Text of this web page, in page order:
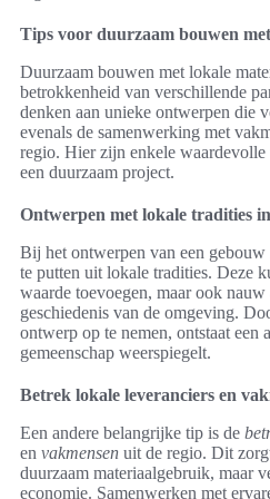
Tips voor duurzaam bouwen
Duurzaam bouwen met lokale
betrokkenheid van verschillende
denken aan unieke ontwerpen die
evenals de samenwerking met
regio. Hier zijn enkele waardevolle
een duurzaam project.
Ontwerpen met lokale tradities
Bij het ontwerpen van een
te putten uit lokale tradities. Deze
waarde toevoegen, maar ook
geschiedenis van de omgeving.
ontwerp op te nemen, ontstaat een
gemeenschap weerspiegelt.
Betrek lokale leveranciers en
Een andere belangrijke tip is de
en vakmensen uit de regio. Dit
duurzaam materiaalgebruik, maar
economie. Samenwerken met